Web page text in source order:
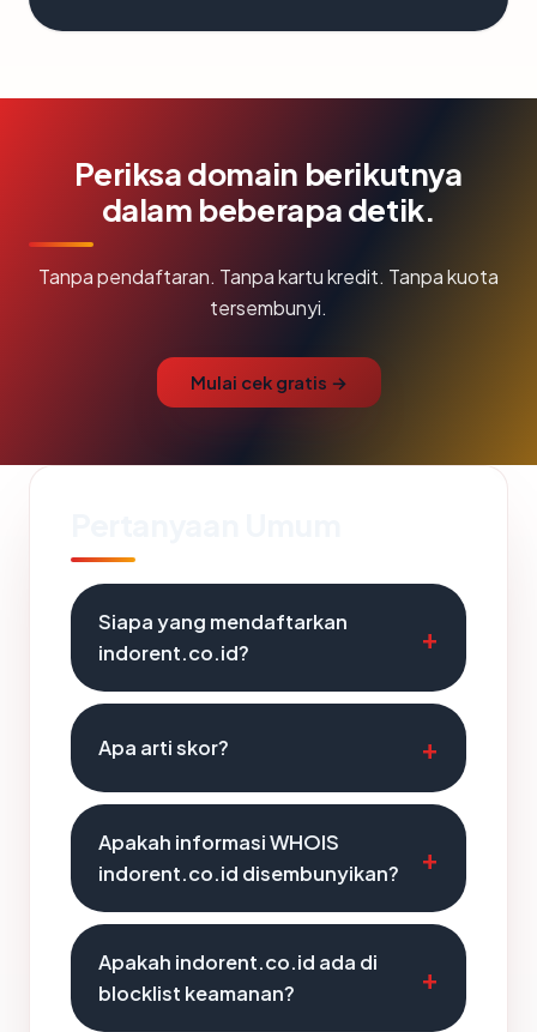
Periksa domain berikutnya
dalam beberapa detik.
Tanpa pendaftaran. Tanpa kartu kredit. Tanpa kuota
tersembunyi.
Mulai cek gratis →
Siapa yang mendaftarkan
indorent.co.id?
Apa arti skor?
Apakah informasi WHOIS
indorent.co.id disembunyikan?
Apakah indorent.co.id ada di
blocklist keamanan?